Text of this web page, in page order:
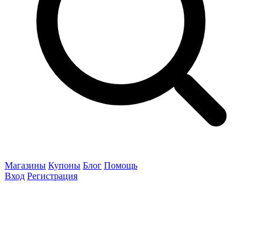
Магазины Купоны Блог Помощь
Вход Регистрация